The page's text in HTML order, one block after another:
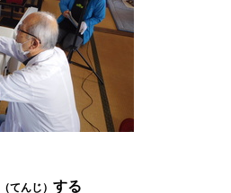
（てんじ） する